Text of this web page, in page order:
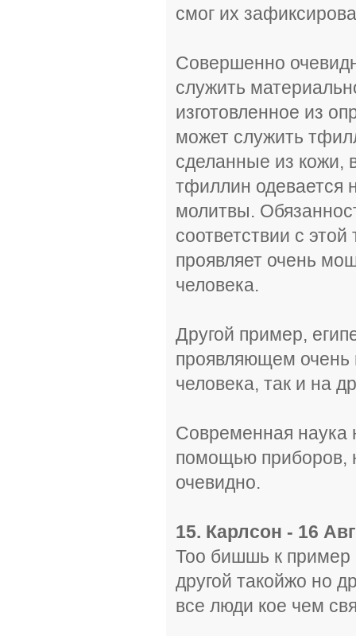
смог их
Совершенно
служить
изготовленное из
может служить
сделанные из кожи,
тфиллин одевается
молитвы.
соответствии с
проявляет очень
человека.
Другой пример,
проявляющем очень
человека, так и на
Современная наука
помощью приборов,
очевидно.
15. Карлсон - 16
Тоо бишшь к пример
другой такойжо но
все люди кое чем